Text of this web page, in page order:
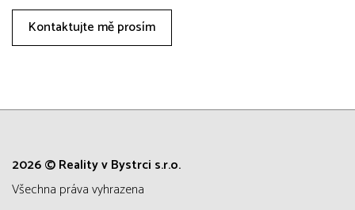
Kontaktujte mě prosím
2026 © Reality v Bystrci s.r.o.
všechna práva vyhrazena